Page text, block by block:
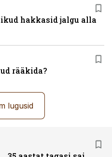
hakkasid jalgu alla
rääkida?
lugusid